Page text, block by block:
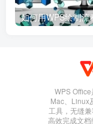
WPS Office
Mac、Linux
工具，无缝
高效完成文